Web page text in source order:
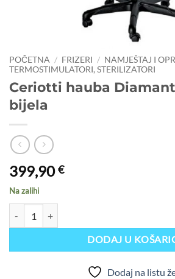
POČETNA / FRIZERI / NAMJEŠTAJ I
TERMOSTIMULATORI, STERILIZATORI
Ceriotti hauba
bijela
399,90€
Na zalihi
DODAJ U
Dodaj na listu